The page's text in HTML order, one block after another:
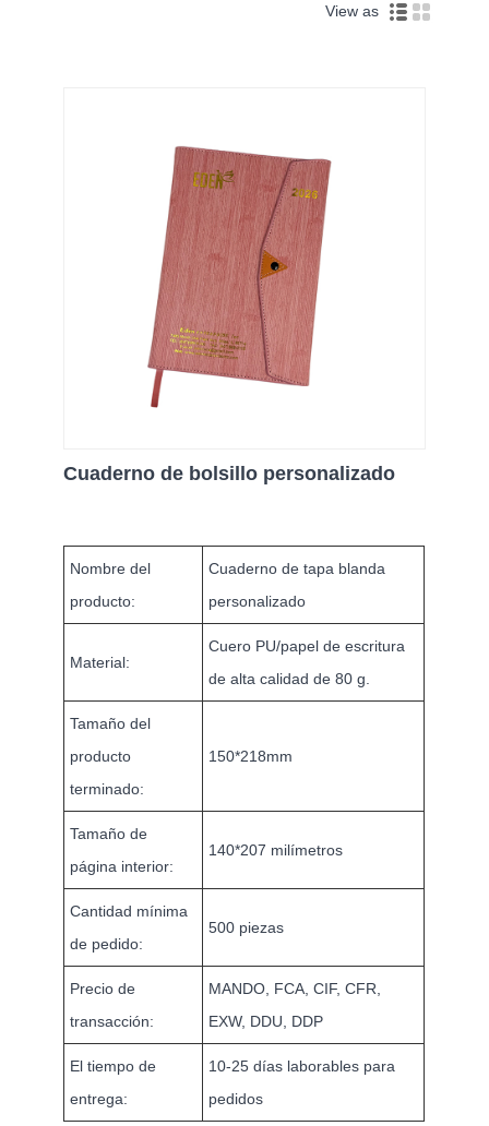
View as
Cuaderno de bolsillo personalizado
Nombre del
producto:
​Cuaderno de tapa blanda
personalizado
Material:
Cuero PU/papel de escritura
de alta calidad de 80 g.
Tamaño del
producto
terminado:
150*218mm
Tamaño de
página interior:
140*207 milímetros
Cantidad mínima
de pedido:
500 piezas
Precio de
transacción:
MANDO, FCA, CIF, CFR,
EXW, DDU, DDP
El tiempo de
entrega:
10-25 días laborables para
pedidos